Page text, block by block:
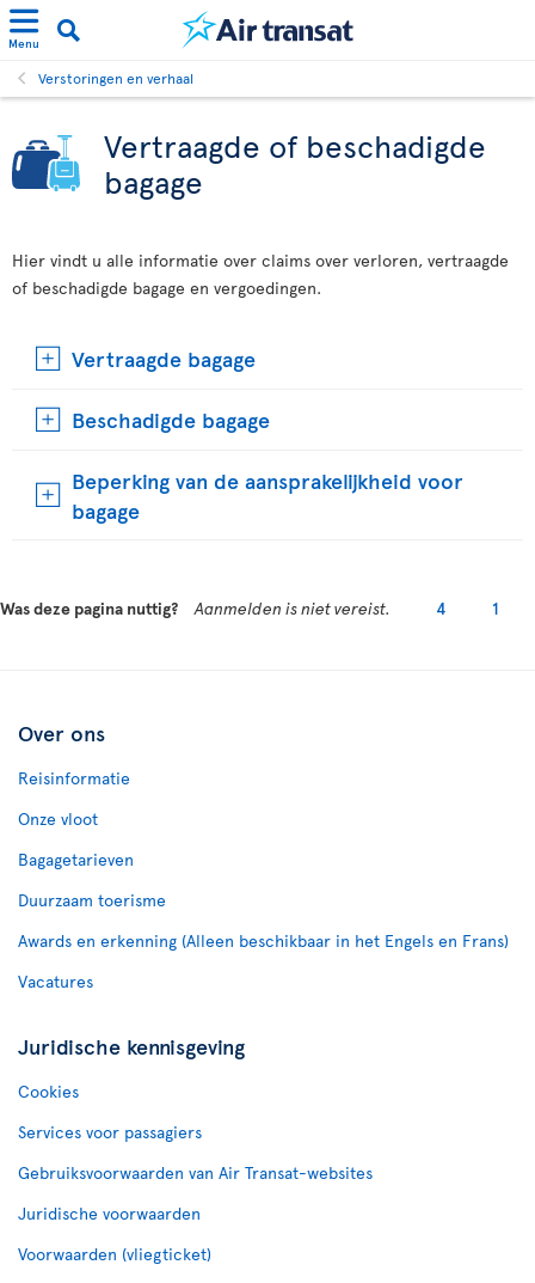
Menu
Verstoringen en verhaal
Vertraagde of beschadigde
bagage
Hier vindt u alle informatie over claims over verloren, vertraagde
of beschadigde bagage en vergoedingen.
Vertraagde bagage
Beschadigde bagage
Beperking van de aansprakelijkheid voor
bagage
Was deze pagina nuttig? Aanmelden is niet vereist. 4 1
Over ons
Reisinformatie
Onze vloot
Bagagetarieven
Duurzaam toerisme
Awards en erkenning (Alleen beschikbaar in het Engels en Frans)
Vacatures
Juridische kennisgeving
Cookies
Services voor passagiers
Gebruiksvoorwaarden van Air Transat-websites
Juridische voorwaarden
Voorwaarden (vliegticket)